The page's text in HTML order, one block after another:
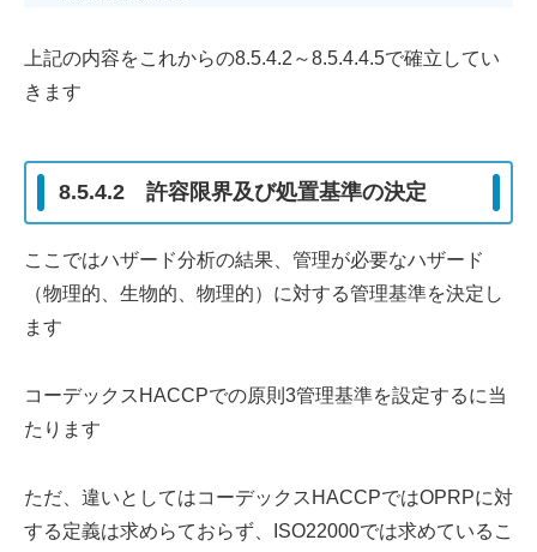
上記の内容をこれからの8.5.4.2～8.5.4.4.5で確立してい
きます
8.5.4.2 許容限界及び処置基準の決定
ここではハザード分析の結果、管理が必要なハザード
（物理的、生物的、物理的）に対する管理基準を決定し
ます
コーデックスHACCPでの原則3管理基準を設定するに当
たります
ただ、違いとしてはコーデックスHACCPではOPRPに対
する定義は求めらておらず、ISO22000では求めているこ